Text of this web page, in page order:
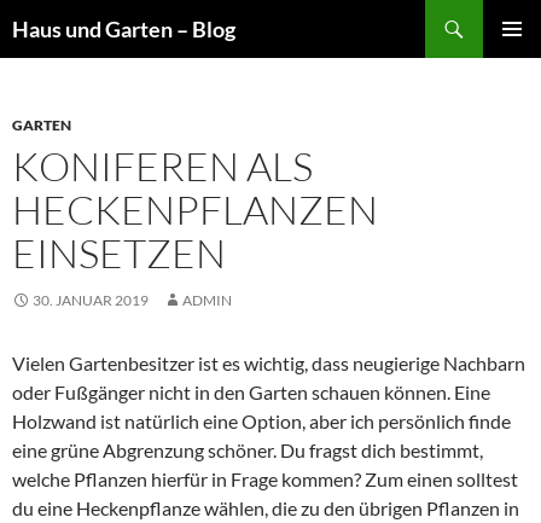
Haus und Garten – Blog
GARTEN
KONIFEREN ALS
HECKENPFLANZEN
EINSETZEN
30. JANUAR 2019 ADMIN
Vielen Gartenbesitzer ist es wichtig, dass neugierige Nachbarn
oder Fußgänger nicht in den Garten schauen können. Eine
Holzwand ist natürlich eine Option, aber ich persönlich finde
eine grüne Abgrenzung schöner. Du fragst dich bestimmt,
welche Pflanzen hierfür in Frage kommen? Zum einen solltest
du eine Heckenpflanze wählen, die zu den übrigen Pflanzen in